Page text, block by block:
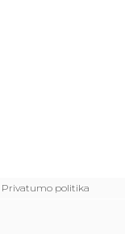
Privatumo politika